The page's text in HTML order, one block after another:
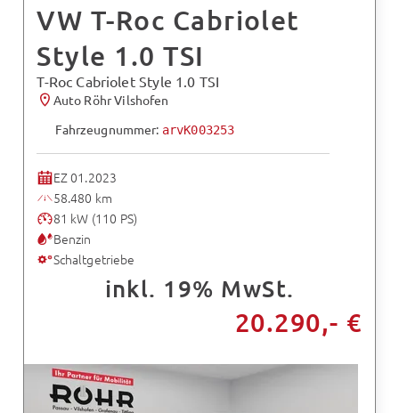
VW T-Roc Cabriolet
Style 1.0 TSI
T-Roc Cabriolet Style 1.0 TSI
Auto Röhr Vilshofen
Fahrzeugnummer: arvK003253
EZ 01.2023
58.480 km
81 kW (110 PS)
Benzin
Schaltgetriebe
inkl. 19% MwSt.
20.290,- €